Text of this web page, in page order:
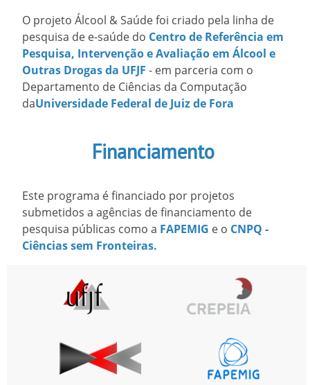
O projeto Álcool & Saúde foi criado pela linha de
pesquisa de e-saúde do Centro de Referência em
Pesquisa, Intervenção e Avaliação em Álcool e
Outras Drogas da UFJF - em parceria com o
Departamento de Ciências da Computação
daUniversidade Federal de Juiz de Fora
Financiamento
Este programa é financiado por projetos
submetidos a agências de financiamento de
pesquisa públicas como a FAPEMIG e o CNPQ -
Ciências sem Fronteiras.